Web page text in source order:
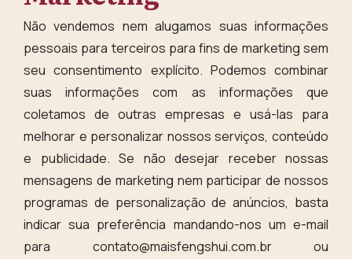
Não vendemos nem alugamos suas informações
pessoais para terceiros para fins de marketing sem
seu consentimento explícito. Podemos combinar
suas informações com as informações que
coletamos de outras empresas e usá-las para
melhorar e personalizar nossos serviços, conteúdo
e publicidade. Se não desejar receber nossas
mensagens de marketing nem participar de nossos
programas de personalização de anúncios, basta
indicar sua preferência mandando-nos um e-mail
para contato@maisfengshui.com.brou